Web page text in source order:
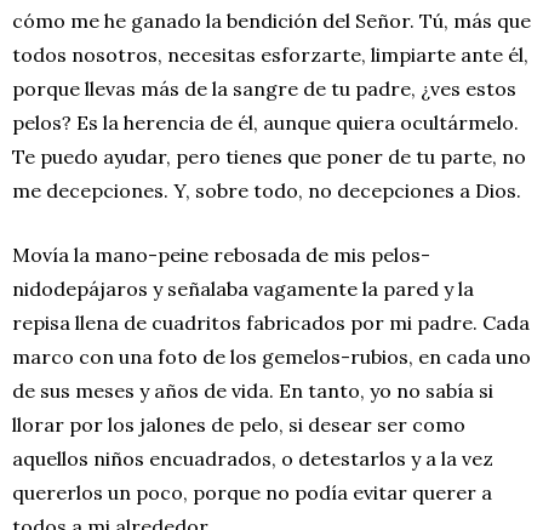
cómo me he ganado la bendición del Señor. Tú, más que
todos nosotros, necesitas esforzarte, limpiarte ante él,
porque llevas más de la sangre de tu padre, ¿ves estos
pelos? Es la herencia de él, aunque quiera ocultármelo.
Te puedo ayudar, pero tienes que poner de tu parte, no
me decepciones. Y, sobre todo, no decepciones a Dios.
Movía la mano-peine rebosada de mis pelos-
nidodepájaros y señalaba vagamente la pared y la
repisa llena de cuadritos fabricados por mi padre. Cada
marco con una foto de los gemelos-rubios, en cada uno
de sus meses y años de vida. En tanto, yo no sabía si
llorar por los jalones de pelo, si desear ser como
aquellos niños encuadrados, o detestarlos y a la vez
quererlos un poco, porque no podía evitar querer a